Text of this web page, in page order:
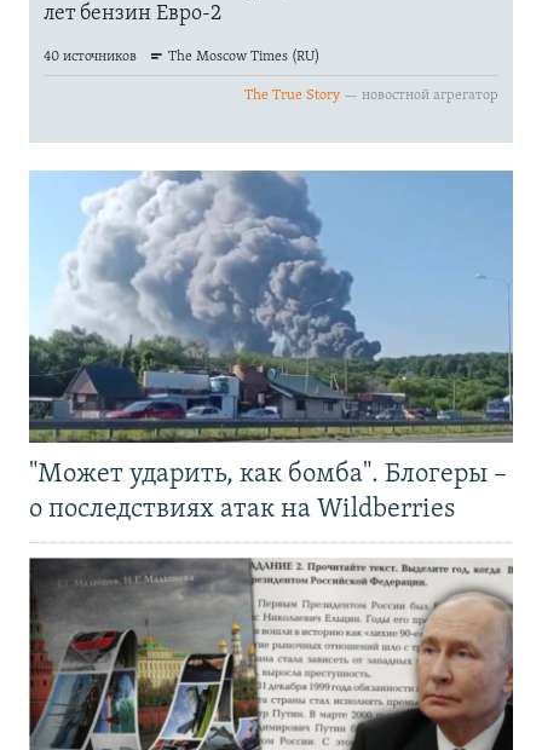
"Может ударить, как бомба". Блогеры –
о последствиях атак на Wildberries